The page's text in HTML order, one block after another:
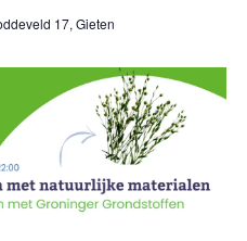
17, Gieten